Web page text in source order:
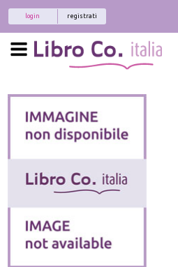
registrati
login
Allora iscriviti alla
comunque cancellarti